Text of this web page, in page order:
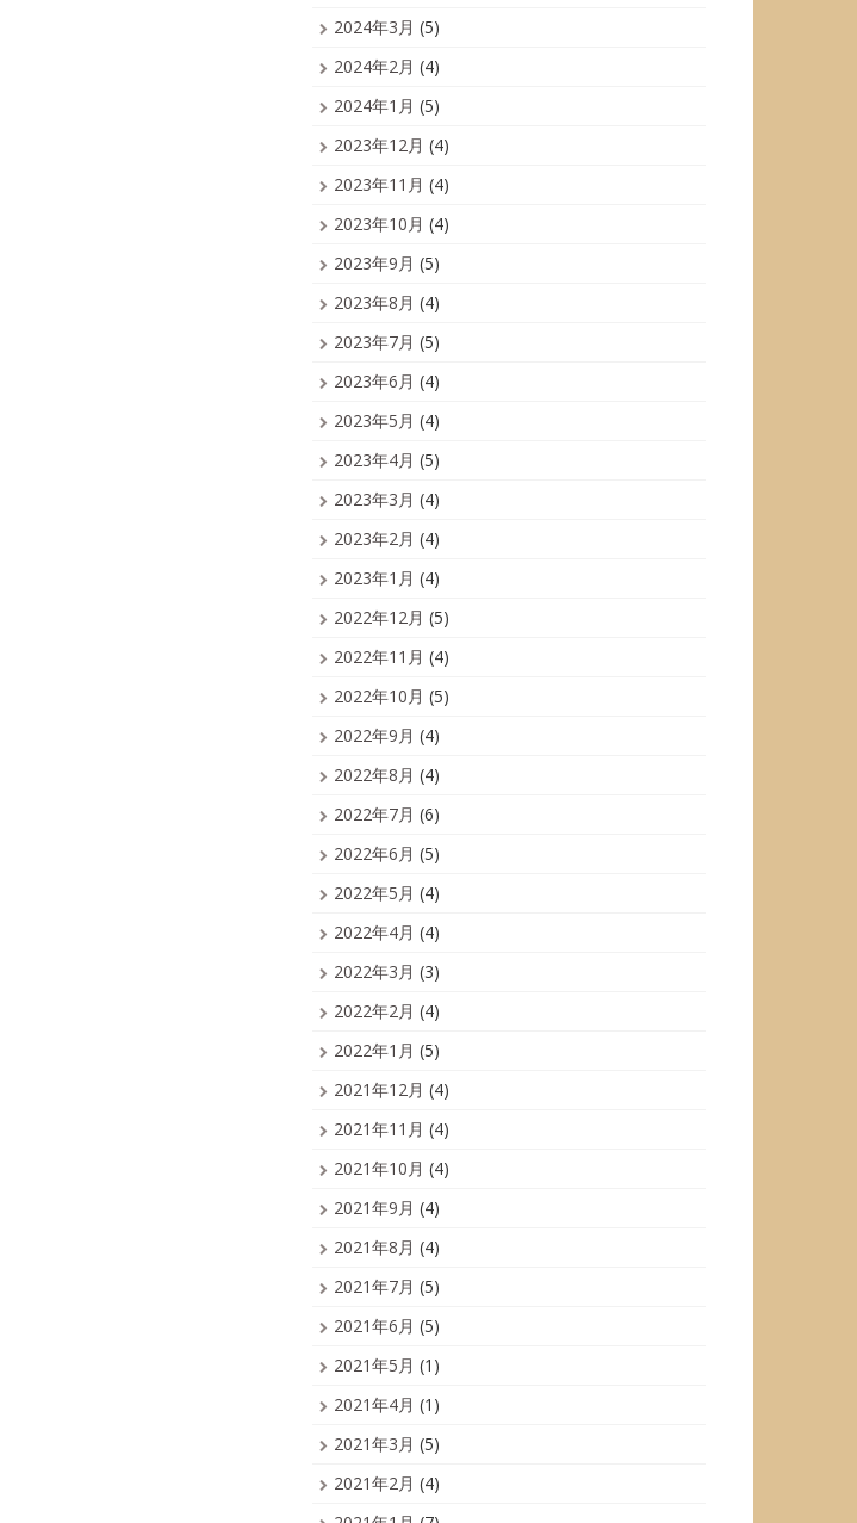
2024年3月 (5)
2024年2月 (4)
2024年1月 (5)
2023年12月 (4)
2023年11月 (4)
2023年10月 (4)
2023年9月 (5)
2023年8月 (4)
2023年7月 (5)
2023年6月 (4)
2023年5月 (4)
2023年4月 (5)
2023年3月 (4)
2023年2月 (4)
2023年1月 (4)
2022年12月 (5)
2022年11月 (4)
2022年10月 (5)
2022年9月 (4)
2022年8月 (4)
2022年7月 (6)
2022年6月 (5)
2022年5月 (4)
2022年4月 (4)
2022年3月 (3)
2022年2月 (4)
2022年1月 (5)
2021年12月 (4)
2021年11月 (4)
2021年10月 (4)
2021年9月 (4)
2021年8月 (4)
2021年7月 (5)
2021年6月 (5)
2021年5月 (1)
2021年4月 (1)
2021年3月 (5)
2021年2月 (4)